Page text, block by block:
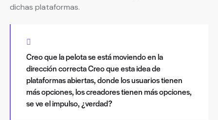
dichas plataformas.
Creo que la pelota se está moviendo en la
dirección correcta Creo que esta idea de
plataformas abiertas, donde los usuarios tienen
más opciones, los creadores tienen más opciones,
se ve el impulso, ¿verdad?